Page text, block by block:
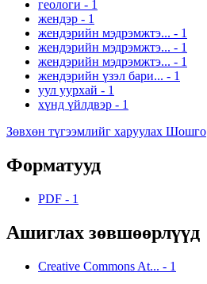
геологи - 1
жендэр - 1
жендэрийн мэдрэмжтэ... - 1
жендэрийн мэдрэмжтэ... - 1
жендэрийн мэдрэмжтэ... - 1
жендэрийн үзэл бари... - 1
уул уурхай - 1
хүнд үйлдвэр - 1
Зөвхөн түгээмлийг харуулах Шошго
Форматууд
PDF - 1
Ашиглах зөвшөөрлүүд
Creative Commons At... - 1